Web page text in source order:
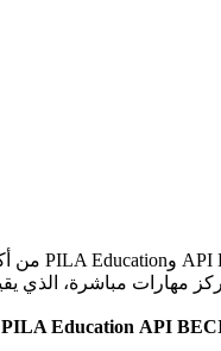
API
PILA Education